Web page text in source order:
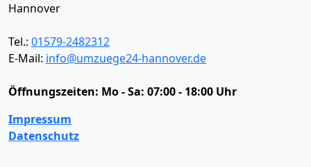
Hannover
Tel.: 01579-2482312
E-Mail: info@umzuege24-hannover.de
Öffnungszeiten: Mo - Sa: 07:00 - 18:00 Uhr
Impressum
Datenschutz